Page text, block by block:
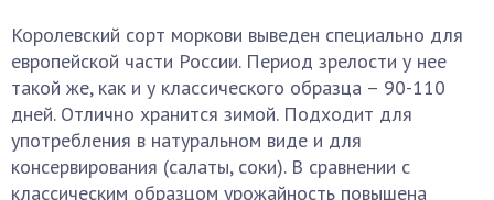
Королевский сорт моркови выведен специально для
европейской части России. Период зрелости у нее
такой же, как и у классического образца – 90-110
дней. Отлично хранится зимой. Подходит для
употребления в натуральном виде и для
консервирования (салаты, соки). В сравнении с
классическим образцом урожайность повышена